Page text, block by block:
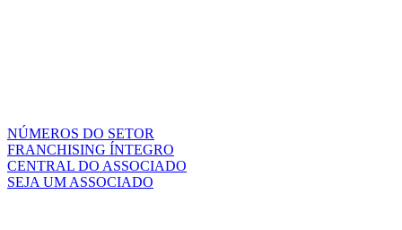
NÚMEROS DO SETOR
FRANCHISING ÍNTEGRO
CENTRAL DO ASSOCIADO
SEJA UM ASSOCIADO